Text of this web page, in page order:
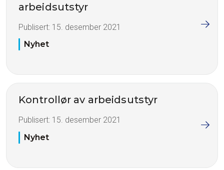
arbeidsutstyr
Publisert: 15. desember 2021
Nyhet
Kontrollør av arbeidsutstyr
Publisert: 15. desember 2021
Nyhet